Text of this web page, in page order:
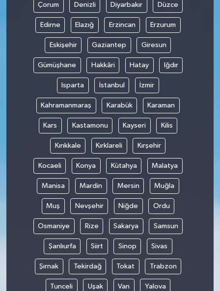
Çorum Denizli Diyarbakır Düzce
Edirne Elazığ Erzincan Erzurum
Eskişehir Gaziantep Giresun
Gümüşhane Hakkâri Hatay Iğdır
Isparta İstanbul İzmir
Kahramanmaraş Karabük Karaman
Kars Kastamonu Kayseri Kilis
Kırıkkale Kırklareli Kırşehir
Kocaeli Konya Kütahya Malatya
Manisa Mardin Mersin Muğla
Muş Nevşehir Niğde Ordu
Osmaniye Rize Sakarya Samsun
Şanlıurfa Siirt Sinop Sivas
Şırnak Tekirdağ Tokat Trabzon
Tunceli Uşak Van Yalova